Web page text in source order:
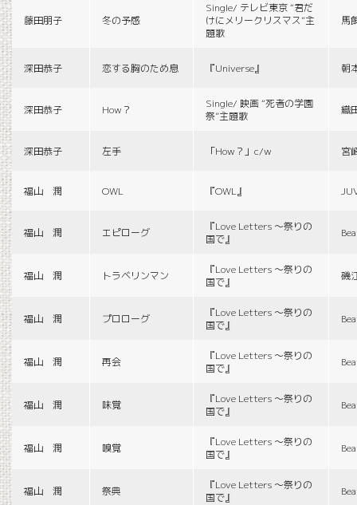
藤田朋子 冬の予感
Single/ テレビ東京 “君だ
けにメリークリスマス”主
題歌
馬
深田恭子 恋する胸のため息 『Universe』 朝
深田恭子 How？
Single/ 映画 “死者の学園
祭”主題歌
織
深田恭子 左手 「How？」c/w 宮
福山 潤 OWL 『OWL』
福山 潤 エピローグ
『Love Letters 〜祭りの
国で』
福山 潤 トラベリンマン
『Love Letters 〜祭りの
国で』
磯
福山 潤 プロローグ
『Love Letters 〜祭りの
国で』
福山 潤 再会
『Love Letters 〜祭りの
国で』
福山 潤 味覚
『Love Letters 〜祭りの
国で』
福山 潤 嗅覚
『Love Letters 〜祭りの
国で』
福山 潤 祭典
『Love Letters 〜祭りの
国で』